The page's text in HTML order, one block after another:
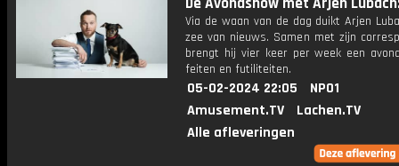
Via de waan van de dag duikt Arjen
zee van nieuws. Samen met zijn
brengt hij vier keer per week een
feiten en futiliteiten.
05-02-2024 22:05
NPO1
Amusement.TV
Lachen.TV
Alle afleveringen